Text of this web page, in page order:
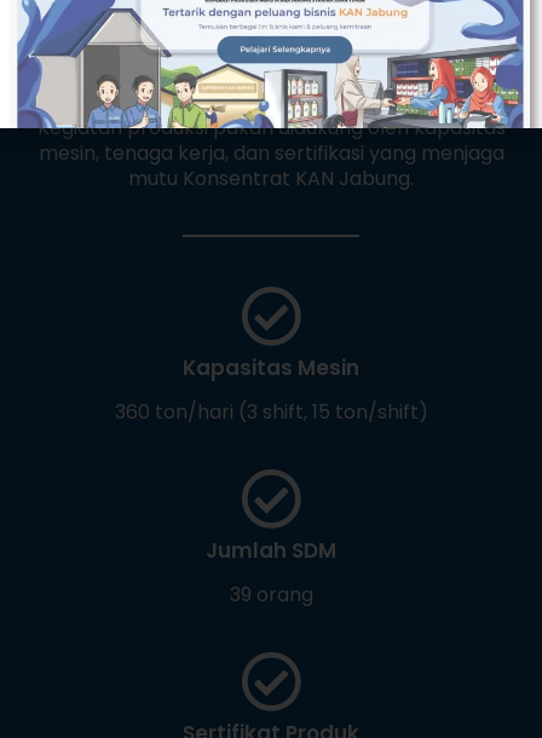
Kapasitas & Fasilitas
Kegiatan produksi pakan didukung oleh kapasitas
mesin, tenaga kerja, dan sertifikasi yang menjaga
mutu Konsentrat KAN Jabung.
Kapasitas Mesin
360 ton/hari (3 shift, 15 ton/shift)
Jumlah SDM
39 orang